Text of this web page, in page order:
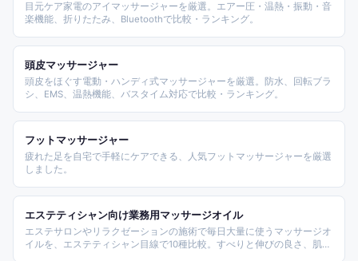
目元ケア家電のアイマッサージャーを厳選。エアー圧・温熱・振動・音
楽機能、折りたたみ、Bluetoothで比較・ランキング。
頭皮マッサージャー
頭皮をほぐす電動・ハンディ式マッサージャーを厳選。防水、回転ブラ
シ、EMS、温熱機能、バスタイム対応で比較・ランキング。
フットマッサージャー
疲れた足を自宅で手軽にケアできる、人気フットマッサージャーを厳選
しました。
エステティシャン向け業務用マッサージオイル
エステサロンやリラクゼーションの施術で毎日大量に使うマッサージオ
イルを、エステティシャン目線で10種比較。すべりと伸びの良さ、肌な